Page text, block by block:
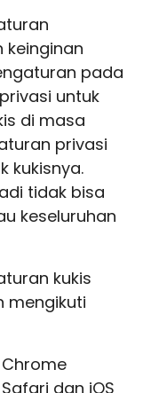
keinginan
pada
untuk
di masa
privasi
kukisnya.
tidak bisa
keseluruhan
kukis
mengikuti
Chrome
Safari dan iOS